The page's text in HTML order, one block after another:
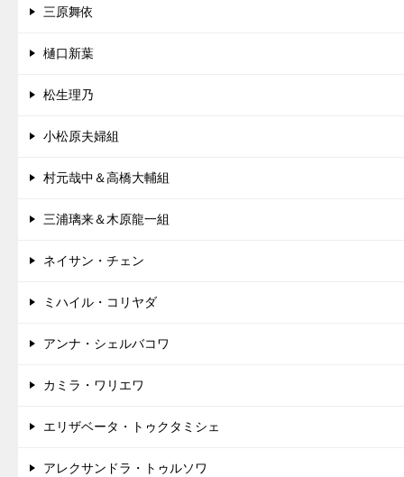
三原舞依
樋口新葉
松生理乃
小松原夫婦組
村元哉中＆高橋大輔組
三浦璃来＆木原龍一組
ネイサン・チェン
ミハイル・コリヤダ
アンナ・シェルバコワ
カミラ・ワリエワ
エリザベータ・トゥクタミシェ
アレクサンドラ・トゥルソワ